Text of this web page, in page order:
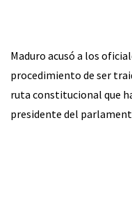
Maduro acusó a los
procedimiento de ser
ruta constitucional que
presidente del